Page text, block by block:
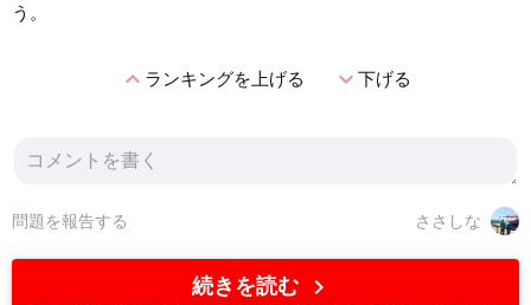
う。
expand_lessランキングを上げる expand_more下げる
ささしな
問題を報告する
続きを読む chevron_right